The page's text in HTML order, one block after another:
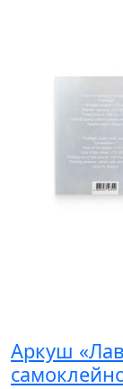
Аркуш